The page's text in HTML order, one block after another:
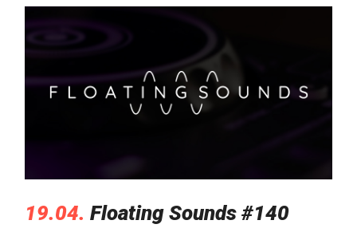
19.04. Floating Sounds #140